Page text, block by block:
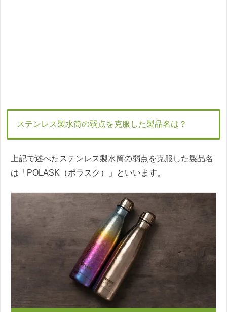
ステンレス製水筒の弱点を克服した製品名は？
上記で述べたステンレス製水筒の弱点を克服した製品名
は「POLASK（ポラスク）」といいます。